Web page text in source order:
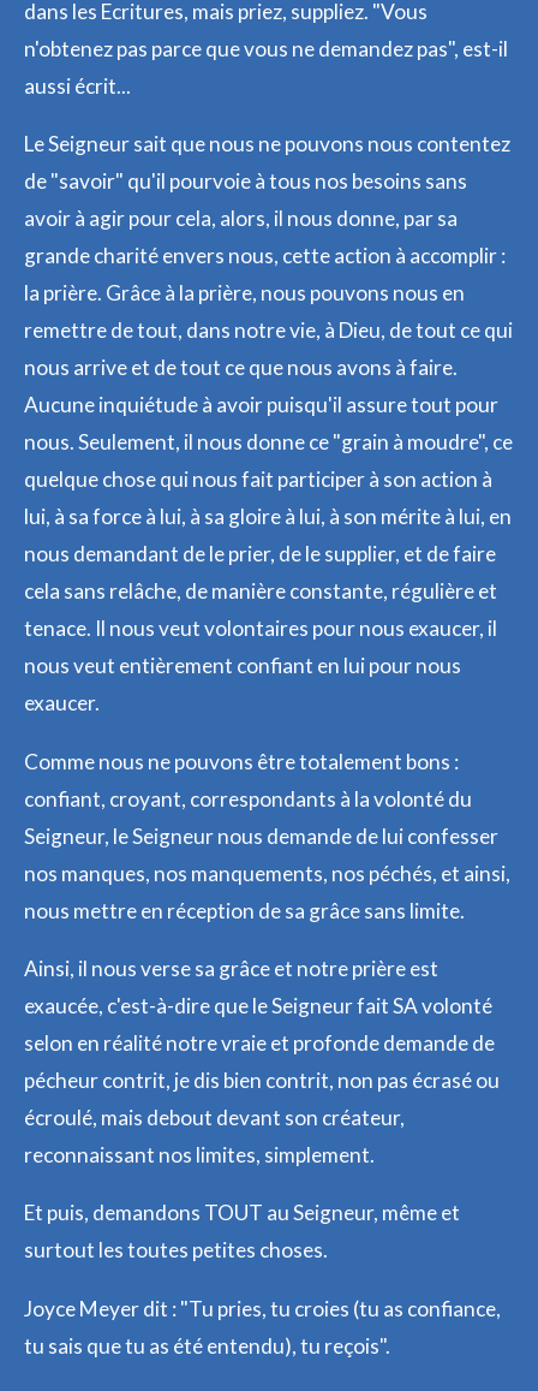
dans les Ecritures, mais priez, suppliez. "Vous
n'obtenez pas parce que vous ne demandez pas", est-il
aussi écrit...
Le Seigneur sait que nous ne pouvons nous contentez
de "savoir" qu'il pourvoie à tous nos besoins sans
avoir à agir pour cela, alors, il nous donne, par sa
grande charité envers nous, cette action à accomplir :
la prière. Grâce à la prière, nous pouvons nous en
remettre de tout, dans notre vie, à Dieu, de tout ce qui
nous arrive et de tout ce que nous avons à faire.
Aucune inquiétude à avoir puisqu'il assure tout pour
nous. Seulement, il nous donne ce "grain à moudre", ce
quelque chose qui nous fait participer à son action à
lui, à sa force à lui, à sa gloire à lui, à son mérite à lui, en
nous demandant de le prier, de le supplier, et de faire
cela sans relâche, de manière constante, régulière et
tenace. Il nous veut volontaires pour nous exaucer, il
nous veut entièrement confiant en lui pour nous
exaucer.
Comme nous ne pouvons être totalement bons :
confiant, croyant, correspondants à la volonté du
Seigneur, le Seigneur nous demande de lui confesser
nos manques, nos manquements, nos péchés, et ainsi,
nous mettre en réception de sa grâce sans limite.
Ainsi, il nous verse sa grâce et notre prière est
exaucée, c'est-à-dire que le Seigneur fait SA volonté
selon en réalité notre vraie et profonde demande de
pécheur contrit, je dis bien contrit, non pas écrasé ou
écroulé, mais debout devant son créateur,
reconnaissant nos limites, simplement.
Et puis, demandons TOUT au Seigneur, même et
surtout les toutes petites choses.
Joyce Meyer dit : "Tu pries, tu croies (tu as confiance,
tu sais que tu as été entendu), tu reçois".